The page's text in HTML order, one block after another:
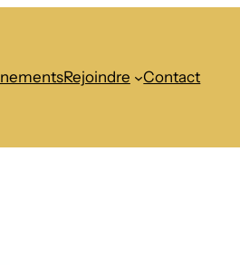
Rejoindre Contact